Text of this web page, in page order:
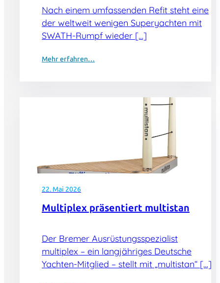
Nach einem umfassenden Refit steht eine
der weltweit wenigen Superyachten mit
SWATH-Rumpf wieder […]
Mehr erfahren…
22. Mai 2026
Multiplex präsentiert multistan
Der Bremer Ausrüstungsspezialist
multiplex – ein langjähriges Deutsche
Yachten-Mitglied – stellt mit „multistan“ […]